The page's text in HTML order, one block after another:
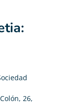
26,